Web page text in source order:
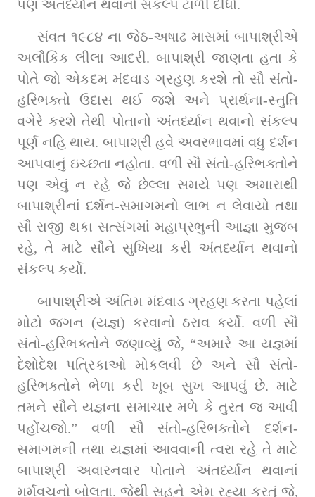
પણ અંતર્ધ્યાન થવાનો સંકલ્પ ટાળી દીધો.
સંવત ૧૯૮૪ ના જેઠ-અષાઢ માસમાં બાપાશ્રીએ
અલૌકિક લીલા આદરી. બાપાશ્રી જાણતા હતા કે
પોતે જો એકદમ મંદવાડ ગ્રહણ કરશે તો સૌ સંતો-
હરિભક્તો ઉદાસ થઈ જશે અને પ્રાર્થના-સ્તુતિ
વગેરે કરશે તેથી પોતાનો અંતર્ધ્યાન થવાનો સંકલ્પ
પૂર્ણ નહિ થાય. બાપાશ્રી હવે અવરભાવમાં વધુ દર્શન
આપવાનું ઇચ્છતા નહોતા. વળી સૌ સંતો-હરિભક્તોને
પણ એવું ન રહે જે છેલ્લા સમયે પણ અમારાથી
બાપાશ્રીનાં દર્શન-સમાગમનો લાભ ન લેવાયો તથા
સૌ રાજી થકા સત્સંગમાં મહાપ્રભુની આજ્ઞા મુજબ
રહે, તે માટે સૌને સુખિયા કરી અંતર્ધ્યાન થવાનો
સંકલ્પ કર્યો.
બાપાશ્રીએ અંતિમ મંદવાડ ગ્રહણ કરતા પહેલાં
મોટો જગન (યજ્ઞ) કરવાનો ઠરાવ કર્યો. વળી સૌ
સંતો-હરિભક્તોને જણાવ્યું જે, “અમારે આ યજ્ઞમાં
દેશોદેશ પત્રિકાઓ મોકલવી છે અને સૌ સંતો-
હરિભક્તોને ભેળા કરી ખૂબ સુખ આપવું છે. માટે
તમને સૌને યજ્ઞના સમાચાર મળે કે તુરત જ આવી
પહોંચજો.” વળી સૌ સંતો-હરિભક્તોને દર્શન-
સમાગમની તથા યજ્ઞમાં આવવાની ત્વરા રહે તે માટે
બાપાશ્રી અવારનવાર પોતાને અંતર્ધ્યાન થવાનાં
મર્મવચનો બોલતા. જેથી સહુને એમ રહ્યા કરતું જે,